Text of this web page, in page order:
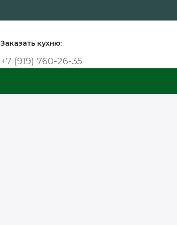
Заказать кухню:
+7 (919) 760-26-35